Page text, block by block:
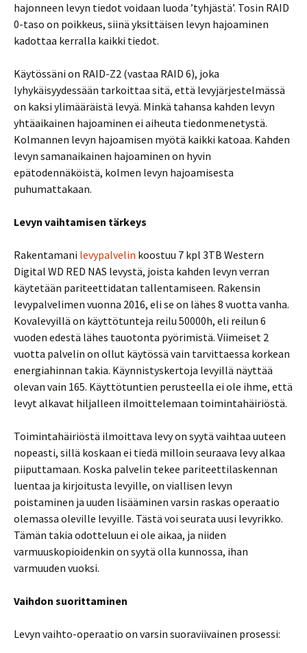
hajonneen levyn tiedot voidaan luoda ’tyhjästä’. Tosin RAID
0-taso on poikkeus, siinä yksittäisen levyn hajoaminen
kadottaa kerralla kaikki tiedot.
Käytössäni on RAID-Z2 (vastaa RAID 6), joka
lyhykäisyydessään tarkoittaa sitä, että levyjärjestelmässä
on kaksi ylimääräistä levyä. Minkä tahansa kahden levyn
yhtäaikainen hajoaminen ei aiheuta tiedonmenetystä.
Kolmannen levyn hajoamisen myötä kaikki katoaa. Kahden
levyn samanaikainen hajoaminen on hyvin
epätodennäköistä, kolmen levyn hajoamisesta
puhumattakaan.
Levyn vaihtamisen tärkeys
Rakentamani levypalvelin koostuu 7 kpl 3TB Western
Digital WD RED NAS levystä, joista kahden levyn verran
käytetään pariteettidatan tallentamiseen. Rakensin
levypalvelimen vuonna 2016, eli se on lähes 8 vuotta vanha.
Kovalevyillä on käyttötunteja reilu 50000h, eli reilun 6
vuoden edestä lähes tauotonta pyörimistä. Viimeiset 2
vuotta palvelin on ollut käytössä vain tarvittaessa korkean
energiahinnan takia. Käynnistyskertoja levyillä näyttää
olevan vain 165. Käyttötuntien perusteella ei ole ihme, että
levyt alkavat hiljalleen ilmoittelemaan toimintahäiriöstä.
Toimintahäiriöstä ilmoittava levy on syytä vaihtaa uuteen
nopeasti, sillä koskaan ei tiedä milloin seuraava levy alkaa
piiputtamaan. Koska palvelin tekee pariteettilaskennan
luentaa ja kirjoitusta levyille, on viallisen levyn
poistaminen ja uuden lisääminen varsin raskas operaatio
olemassa oleville levyille. Tästä voi seurata uusi levyrikko.
Tämän takia odotteluun ei ole aikaa, ja niiden
varmuuskopioidenkin on syytä olla kunnossa, ihan
varmuuden vuoksi.
Vaihdon suorittaminen
Levyn vaihto-operaatio on varsin suoraviivainen prosessi: